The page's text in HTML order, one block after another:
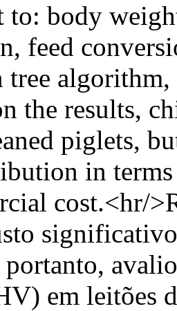
to: body
feed
tree
the results,
piglets,
in
cost.<hr/
portanto,
em leitões